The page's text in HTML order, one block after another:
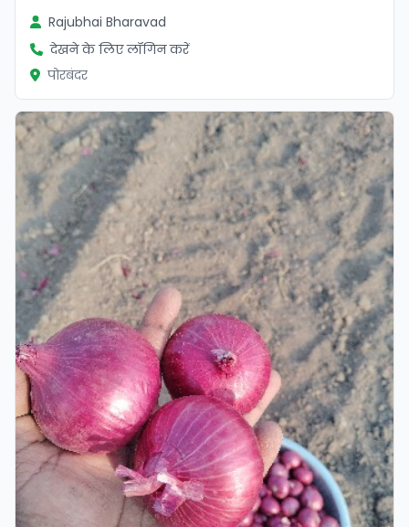
Rajubhai Bharavad
देखने के लिए लॉगिन करें
पोरबंदर